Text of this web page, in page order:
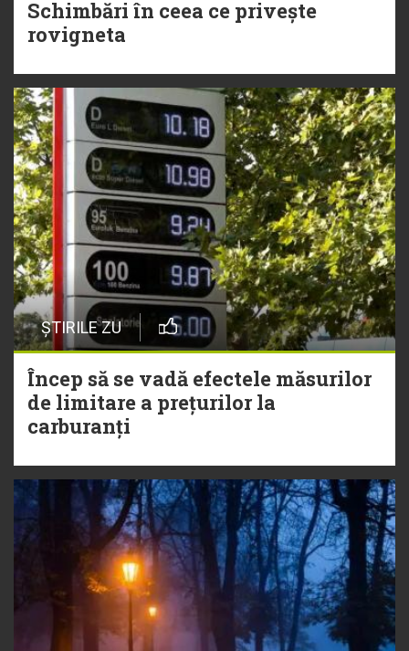
Schimbări în ceea ce privește
rovigneta
ȘTIRILE ZU
Încep să se vadă efectele măsurilor
de limitare a prețurilor la
carburanți